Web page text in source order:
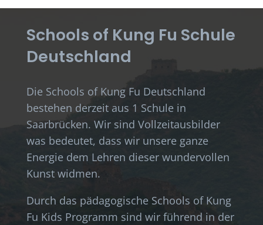
Schools of Kung Fu Schule
Deutschland
Die Schools of Kung Fu Deutschland
bestehen derzeit aus 1 Schule in
Saarbrücken. Wir sind Vollzeitausbilder
was bedeutet, dass wir unsere ganze
Energie dem Lehren dieser wundervollen
Kunst widmen.
Durch das pädagogische Schools of Kung
Fu Kids Programm sind wir führend in der